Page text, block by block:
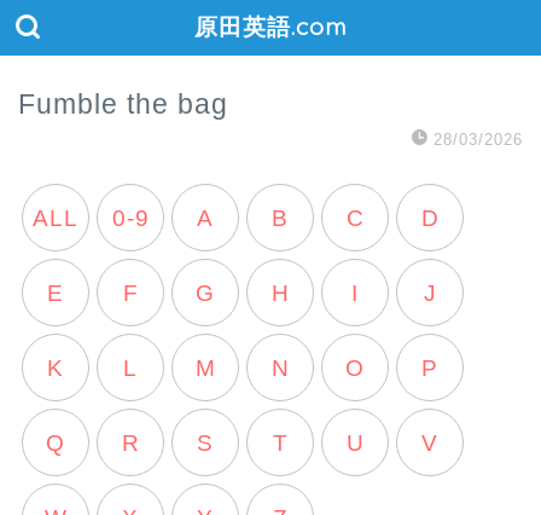
原田英語.com
Fumble the bag
28/03/2026
ALL 0-9 A B C D
E F G H I J
K L M N O P
Q R S T U V